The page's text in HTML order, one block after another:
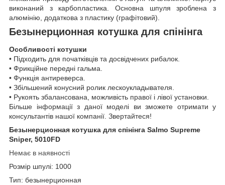
виконаний з карбопластика. Основна шпуля зроблена з
алюмінію, додаткова з пластику (графітовий).
Безынерционная котушка для спінінга
Особливості котушки
• Підходить для початківців та досвідчених рибалок.
• Фрикційне передні гальма.
• Функція антиреверса.
• Збільшений конусний ролик лескоукладывателя.
• Рукоять збалансована, можливість правої і лівої установки.
Більше інформації з даної моделі ви зможете отримати у
консультантів нашої компанії. Звертайтеся!
Безынерционная котушка для спінінга Salmo Supreme
Sniper, 5010FD
Немає в наявності
Розмір шпулі: 1000
Тип: безынерционная